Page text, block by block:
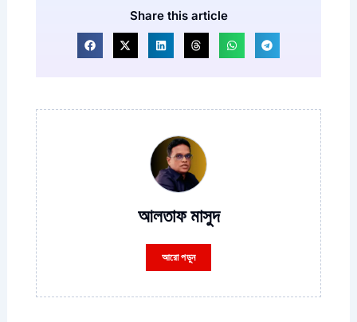
Share this article
আলতাফ মাসুদ
আরো পড়ুন